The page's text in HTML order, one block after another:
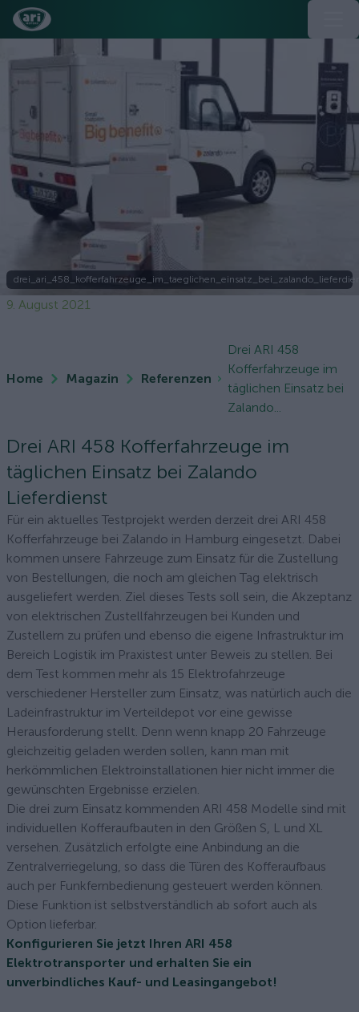
9. August 2021
Home Magazin Referenzen
Drei ARI 458
Kofferfahrzeuge im
täglichen Einsatz bei
Zalando...
Drei ARI 458 Kofferfahrzeuge im
täglichen Einsatz bei Zalando
Lieferdienst
Für ein aktuelles Testprojekt werden derzeit drei ARI 458
Kofferfahrzeuge bei Zalando in Hamburg eingesetzt. Dabei
kommen unsere Fahrzeuge zum Einsatz für die Zustellung
von Bestellungen, die noch am gleichen Tag elektrisch
ausgeliefert werden. Ziel dieses Tests soll sein, die Akzeptanz
von elektrischen Zustellfahrzeugen bei Kunden und
Zustellern zu prüfen und ebenso die eigene Infrastruktur im
Bereich Logistik im Praxistest unter Beweis zu stellen. Bei
dem Test kommen mehr als 15 Elektrofahrzeuge
verschiedener Hersteller zum Einsatz, was natürlich auch die
Ladeinfrastruktur im Verteildepot vor eine gewisse
Herausforderung stellt. Denn wenn knapp 20 Fahrzeuge
gleichzeitig geladen werden sollen, kann man mit
herkömmlichen Elektroinstallationen hier nicht immer die
gewünschten Ergebnisse erzielen.
Die drei zum Einsatz kommenden ARI 458 Modelle sind mit
individuellen Kofferaufbauten in den Größen S, L und XL
versehen. Zusätzlich erfolgte eine Anbindung an die
Zentralverriegelung, so dass die Türen des Kofferaufbaus
auch per Funkfernbedienung gesteuert werden können.
Diese Funktion ist selbstverständlich ab sofort auch als
Option lieferbar.
Konfigurieren Sie jetzt Ihren ARI 458
Elektrotransporter und erhalten Sie ein
unverbindliches Kauf- und Leasingangebot!